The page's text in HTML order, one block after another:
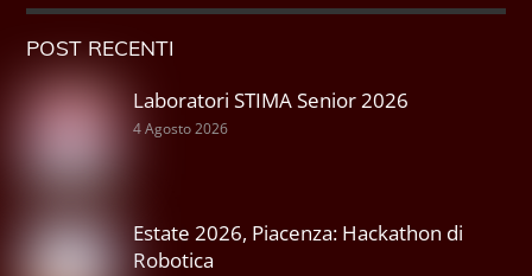
POST RECENTI
Laboratori STIMA Senior 2026
4 Agosto 2026
Estate 2026, Piacenza: Hackathon di
Robotica